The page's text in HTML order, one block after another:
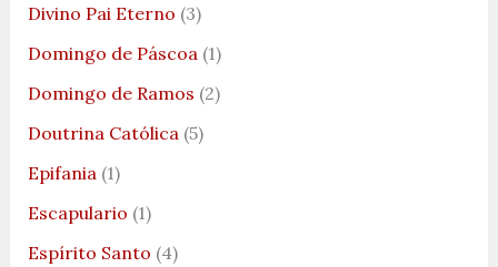
Divino Pai Eterno (3)
Domingo de Páscoa(1)
Domingo de Ramos (2)
Doutrina Católica(5)
Epifania(1)
Escapulario (1)
Espírito Santo (4)